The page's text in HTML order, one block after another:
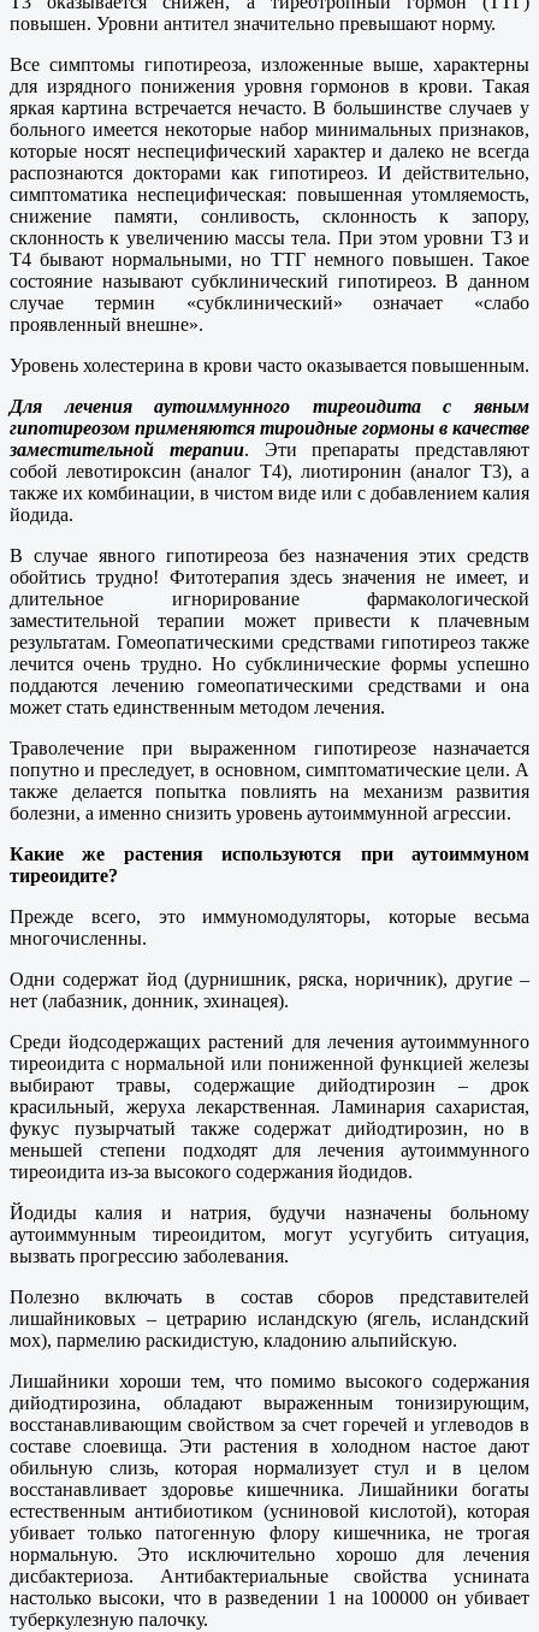
повышен. Уровни антител значительно превышают норму.
Все симптомы гипотиреоза, изложенные выше, характерны
для изрядного понижения уровня гормонов в крови. Такая
яркая картина встречается нечасто. В большинстве случаев у
больного имеется некоторые набор минимальных признаков,
которые носят неспецифический характер и далеко не всегда
распознаются докторами как гипотиреоз. И действительно,
симптоматика неспецифическая: повышенная утомляемость,
снижение памяти, сонливость, склонность к запору,
склонность к увеличению массы тела. При этом уровни Т3 и
Т4 бывают нормальными, но ТТГ немного повышен. Такое
состояние называют субклинический гипотиреоз. В данном
случае термин «субклинический» означает «слабо
проявленный внешне».
Уровень холестерина в крови часто оказывается повышенным.
Для лечения аутоиммунного тиреоидита с явным
гипотиреозом применяются тироидные гормоны в качестве
заместительной терапии. Эти препараты представляют
собой левотироксин (аналог Т4), лиотиронин (аналог Т3), а
также их комбинации, в чистом виде или с добавлением калия
йодида.
В случае явного гипотиреоза без назначения этих средств
обойтись трудно! Фитотерапия здесь значения не имеет, и
длительное игнорирование фармакологической
заместительной терапии может привести к плачевным
результатам. Гомеопатическими средствами гипотиреоз также
лечится очень трудно. Но субклинические формы успешно
поддаются лечению гомеопатическими средствами и она
может стать единственным методом лечения.
Траволечение при выраженном гипотиреозе назначается
попутно и преследует, в основном, симптоматические цели. А
также делается попытка повлиять на механизм развития
болезни, а именно снизить уровень аутоиммунной агрессии.
Какие же растения используются при аутоиммуном
тиреоидите?
Прежде всего, это иммуномодуляторы, которые весьма
многочисленны.
Одни содержат йод (дурнишник, ряска, норичник), другие –
нет (лабазник, донник, эхинацея).
Среди йодсодержащих растений для лечения аутоиммунного
тиреоидита с нормальной или пониженной функцией железы
выбирают травы, содержащие дийодтирозин – дрок
красильный, жеруха лекарственная. Ламинария сахаристая,
фукус пузырчатый также содержат дийодтирозин, но в
меньшей степени подходят для лечения аутоиммунного
тиреоидита из-за высокого содержания йодидов.
Йодиды калия и натрия, будучи назначены больному
аутоиммунным тиреоидитом, могут усугубить ситуация,
вызвать прогрессию заболевания.
Полезно включать в состав сборов представителей
лишайниковых – цетрарию исландскую (ягель, исландский
мох), пармелию раскидистую, кладонию альпийскую.
Лишайники хороши тем, что помимо высокого содержания
дийодтирозина, обладают выраженным тонизирующим,
восстанавливающим свойством за счет горечей и углеводов в
составе слоевища. Эти растения в холодном настое дают
обильную слизь, которая нормализует стул и в целом
восстанавливает здоровье кишечника. Лишайники богаты
естественным антибиотиком (усниновой кислотой), которая
убивает только патогенную флору кишечника, не трогая
нормальную. Это исключительно хорошо для лечения
дисбактериоза. Антибактериальные свойства уснината
настолько высоки, что в разведении 1 на 100000 он убивает
туберкулезную палочку.